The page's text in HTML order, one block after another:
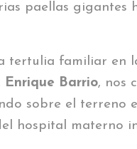
paellas gigantes
tertulia familiar en
Enrique Barrio, nos
sobre el terreno
hospital materno